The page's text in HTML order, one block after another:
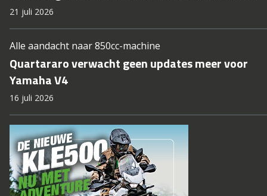
21 juli 2026
Alle aandacht naar 850cc-machine
Quartararo verwacht geen updates meer voor
Yamaha V4
16 juli 2026